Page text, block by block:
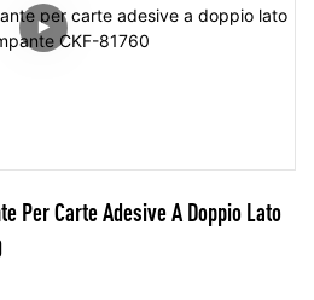
Per Carte Adesive A Doppio Lato